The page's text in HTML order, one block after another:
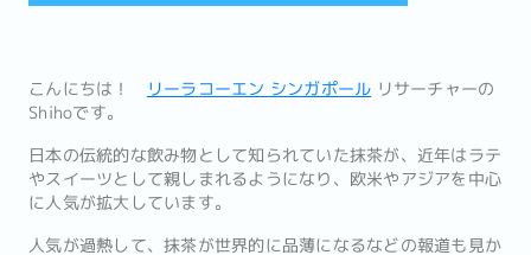
こんにちは！ リーラコーエン シンガポール リサーチャーの
Shihoです。
日本の伝統的な飲み物として知られていた抹茶が、近年はラテ
やスイーツとして親しまれるようになり、欧米やアジアを中心
に人気が拡大しています。
人気が過熱して、抹茶が世界的に品薄になるなどの報道も見か